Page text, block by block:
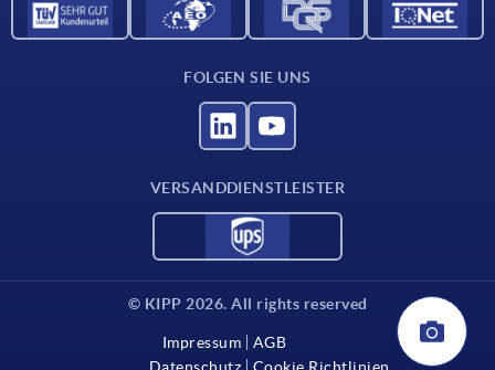
FOLGEN SIE UNS
VERSANDDIENSTLEISTER
© KIPP 2026. All rights reserved
Impressum
AGB
Datenschutz
Cookie Richtlinien